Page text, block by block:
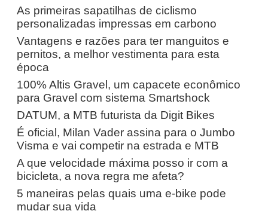
As primeiras sapatilhas de ciclismo
personalizadas impressas em carbono
Vantagens e razões para ter manguitos e
pernitos, a melhor vestimenta para esta
época
100% Altis Gravel, um capacete econômico
para Gravel com sistema Smartshock
DATUM, a MTB futurista da Digit Bikes
É oficial, Milan Vader assina para o Jumbo
Visma e vai competir na estrada e MTB
A que velocidade máxima posso ir com a
bicicleta, a nova regra me afeta?
5 maneiras pelas quais uma e-bike pode
mudar sua vida